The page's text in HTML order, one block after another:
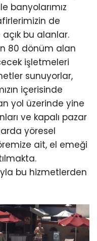
banyolarımız
de
bu alanlar.
80 dönüm alan
işletmeleri
sunuyorlar,
içerisinde
yol üzerinde yine
ve kapalı pazar
yöresel
ait, el emeği
bu hizmetlerden